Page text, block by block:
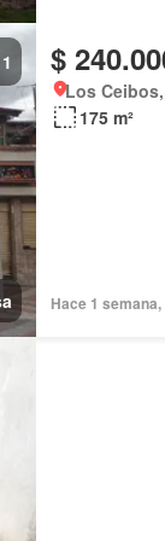
1 $
Los
175 m²
Hace 1